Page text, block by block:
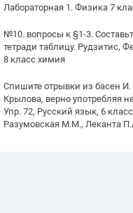
Лабораторная 1. Физика 7
№10. вопросы к §1-3.
тетради таблицу. Рудзитис,
8 класс химия
Спишите отрывки из басен И.
Крылова, верно употребляя
Упр. 72, Русский язык, 6
Разумовская М.М., Леканта